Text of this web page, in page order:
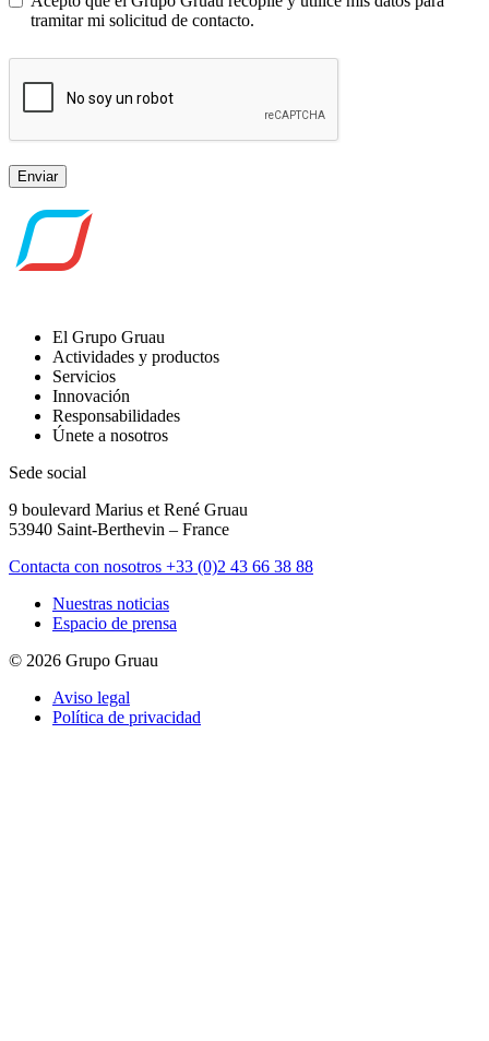
tramitar mi solicitud de contacto.
Enviar
El Grupo Gruau
Actividades y productos
Servicios
Innovación
Responsabilidades
Únete a nosotros
Sede social
9 boulevard Marius et René Gruau
53940 Saint-Berthevin – France
Contacta con nosotros +33 (0)2 43 66 38 88
Nuestras noticias
Espacio de prensa
© 2026 Grupo Gruau
Aviso legal
Política de privacidad